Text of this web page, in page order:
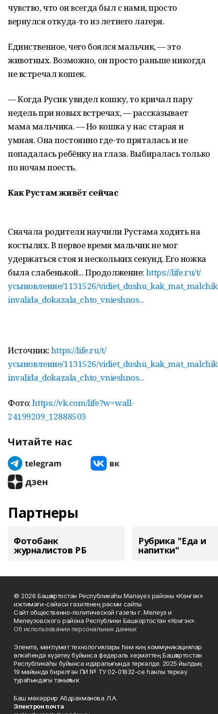
чувство, что он всегда был с нами, просто
вернулся откуда-то из летнего лагеря.
Единственное, чего боялся мальчик, — это
животных. Возможно, он просто раньше никогда
не встречал кошек.
— Когда Русик увидел кошку, то кричал пару
недель при новых встречах, — рассказывает
мама мальчика. — Но кошка у нас старая и
умная. Она постоянно где-то пряталась и не
попадалась ребёнку на глаза. Выбиралась только
по ночам поесть.
Как Рустам живёт сейчас
Сначала родители научили Рустама ходить на
костылях. В первое время мальчик не мог
удержаться стоя и нескольких секунд. Его ножка
была слабенькой... Продолжение: https://life.ru/t/
усыновление/1131526/
invalida_dokazala_chto_vnieshnos...
Источник:https://life.ru/t/
усыновление/1131526/
invalida_dokazala_chto_vnieshnos...
Фото:https://vk.com/life?w=wall-
24199209_12888503
Читайте нас
Партнеры
Фотобанк
журналистов РБ
Рубрика "Еда и
напитки"
© 2026 Башҡортостан Республикаһы Мәләүез районы «Көнгәк»
ижтимағи-сәйәси гәзитенең рәсми сайты.
Сайт общественно-политической газеты г. Мелеуз и
Мелеузовского района Республики Башкортостан «Конгэк».
Об использовании персональных данных
Элемтә, мәғлүмәт технологиялары һәм киң коммуникациялар
өлкәһендә күҙәтеү буйынса федераль хеҙмәттең Башҡортостан
Республикаһы буйынса идаралығында теркәлде. 2025 йылдың
19 майында бирелгән ПИ № ТУ 02-01832-се һанлы теркәү
тураһындағы таныҡлыҡ.
Баш мөхәррир Абдрахманова Л.А.
Электрон почта